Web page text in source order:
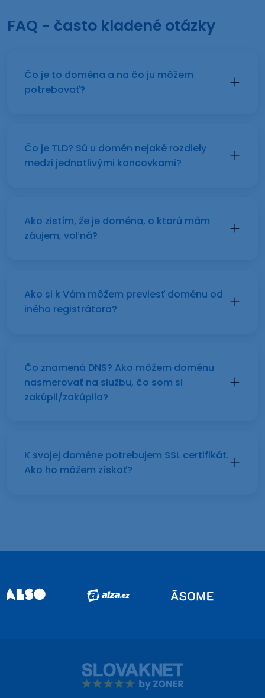
FAQ - často kladené otázky
Čo je to doména a na čo ju môžem
potrebovať?
Čo je TLD? Sú u domén nejaké rozdiely
medzi jednotlivými koncovkami?
Ako zistím, že je doména, o ktorú mám
záujem, voľná?
Ako si k Vám môžem previesť doménu od
iného registrátora?
Čo znamená DNS? Ako môžem doménu
nasmerovať na službu, čo som si
zakúpil/zakúpila?
K svojej doméne potrebujem SSL certifikát.
Ako ho môžem získať?